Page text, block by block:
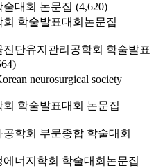
술대회 논문집 (4,620)
회 학술발표대회논문집
진단유지관리공학회 학술발표
neurosurgical society
학술발표대회 논문집
학회 부문종합 학술대회
에너지학회 학술대회논문집